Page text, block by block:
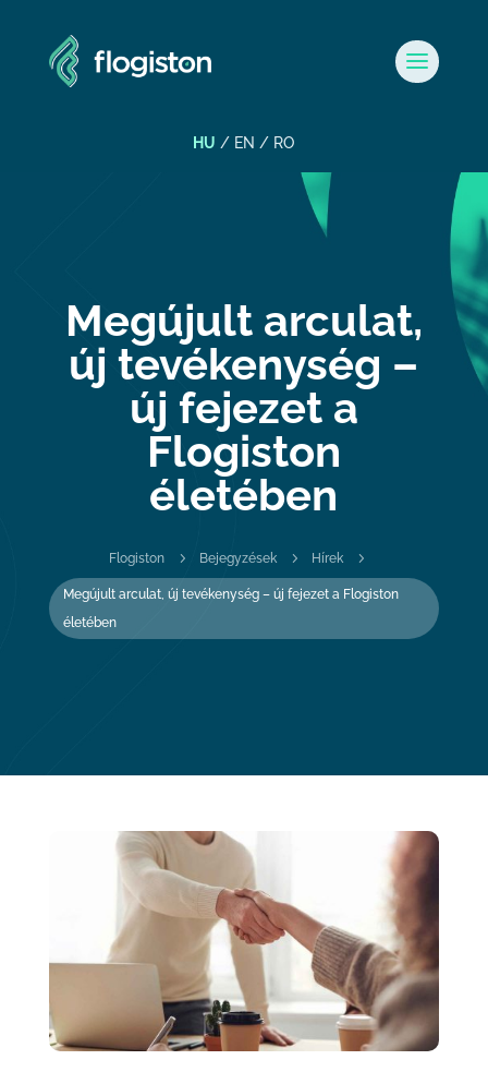
HU / EN / RO
Megújult arculat,
új tevékenység –
új fejezet a
Flogiston
életében
Flogiston 5 Bejegyzések 5 Hírek 5
Megújult arculat, új tevékenység – új fejezet a Flogiston
életében